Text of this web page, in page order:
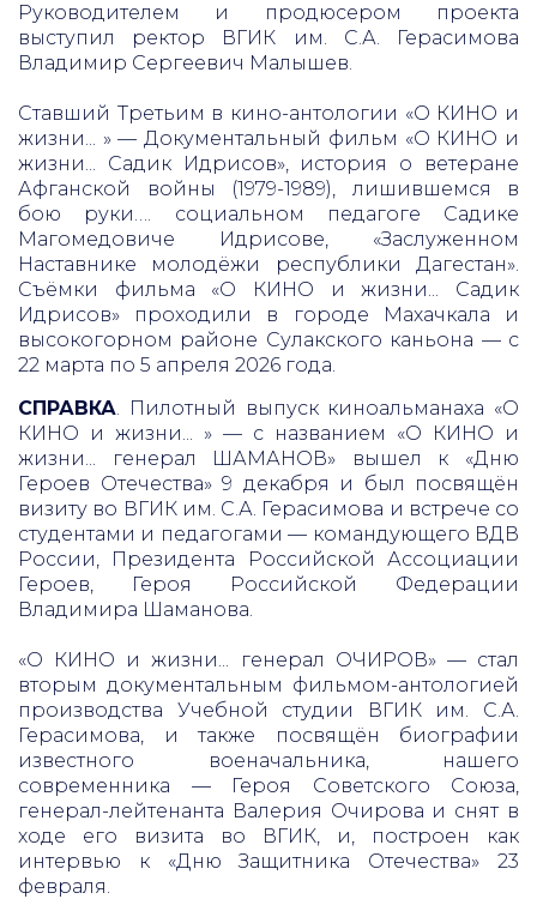
Руководителем и продюсером проекта
выступил ректор ВГИК им. С.А. Герасимова
Владимир Сергеевич Малышев.
Ставший Третьим в кино-антологии «О КИНО и
жизни... » — Документальный фильм «О КИНО и
жизни... Садик Идрисов», история о ветеране
Афганской войны (1979-1989), лишившемся в
бою руки…. социальном педагоге Садике
Магомедовиче Идрисове, «Заслуженном
Наставнике молодёжи республики Дагестан».
Съёмки фильма «О КИНО и жизни... Садик
Идрисов» проходили в городе Махачкала и
высокогорном районе Сулакского каньона — с
22 марта по 5 апреля 2026 года.
СПРАВКА. Пилотный выпуск киноальманаха «О
КИНО и жизни... » — с названием «О КИНО и
жизни... генерал ШАМАНОВ» вышел к «Дню
Героев Отечества» 9 декабря и был посвящён
визиту во ВГИК им. С.А. Герасимова и встрече со
студентами и педагогами — командующего ВДВ
России, Президента Российской Ассоциации
Героев, Героя Российской Федерации
Владимира Шаманова.
«О КИНО и жизни... генерал ОЧИРОВ» — стал
вторым документальным фильмом-антологией
производства Учебной студии ВГИК им. С.А.
Герасимова, и также посвящён биографии
известного военачальника, нашего
современника — Героя Советского Союза,
генерал-лейтенанта Валерия Очирова и снят в
ходе его визита во ВГИК, и, построен как
интервью к «Дню Защитника Отечества» 23
февраля.